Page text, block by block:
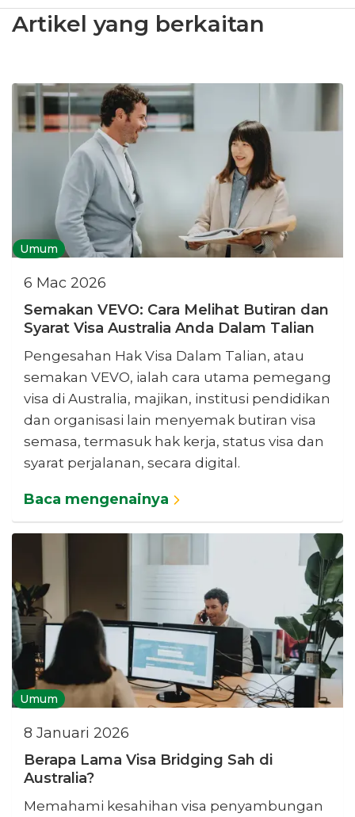
Artikel yang berkaitan
Umum
6 Mac 2026
Semakan VEVO: Cara Melihat Butiran dan
Syarat Visa Australia Anda Dalam Talian
Pengesahan Hak Visa Dalam Talian, atau
semakan VEVO, ialah cara utama pemegang
visa di Australia, majikan, institusi pendidikan
dan organisasi lain menyemak butiran visa
semasa, termasuk hak kerja, status visa dan
syarat perjalanan, secara digital.
Baca mengenainya
Umum
8 Januari 2026
Berapa Lama Visa Bridging Sah di
Australia?
Memahami kesahihan visa penyambungan